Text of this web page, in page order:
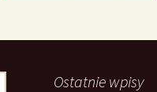
Ostatnie wpisy